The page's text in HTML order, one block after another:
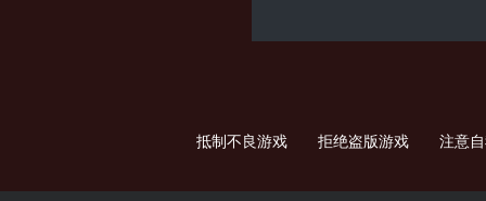
抵制不良游戏 拒绝盗版游戏 注意